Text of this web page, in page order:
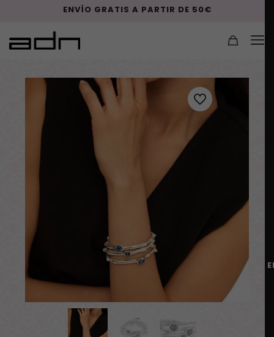
ENVÍO GRATIS A PARTIR DE 50€